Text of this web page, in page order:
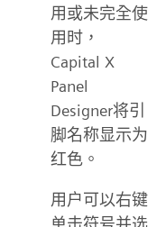
用或未完全使
用时，
Capital X
Panel
Designer将引
脚名称显示为
红色。
用户可以右键